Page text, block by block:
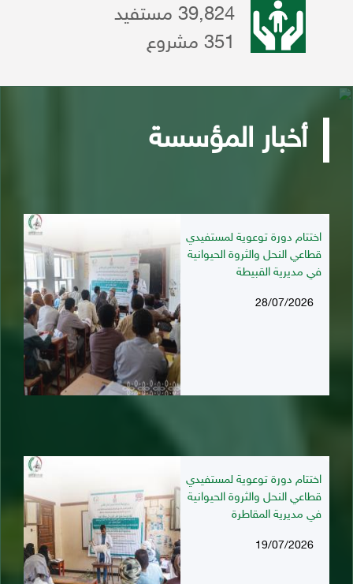
39,824 مستفيد
351 مشروع
أخبار المؤسسة
اختتام دورة توعوية لمستفيدي
قطاعي النحل والثروة الحيوانية
في مديرية القبيطة
28/07/2026
اختتام دورة توعوية لمستفيدي
قطاعي النحل والثروة الحيوانية
في مديرية المقاطرة
19/07/2026